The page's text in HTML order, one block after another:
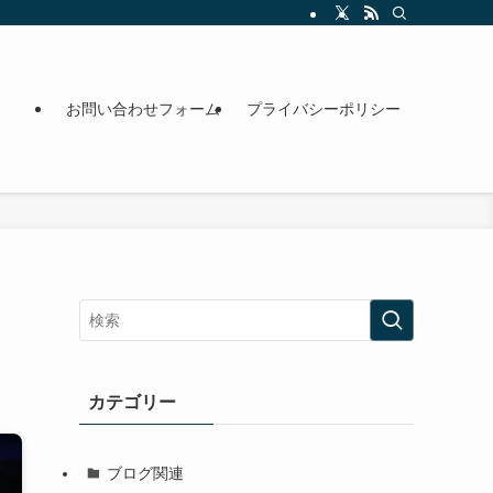
お問い合わせフォーム プライバシーポリシー
カテゴリー
ブログ関連